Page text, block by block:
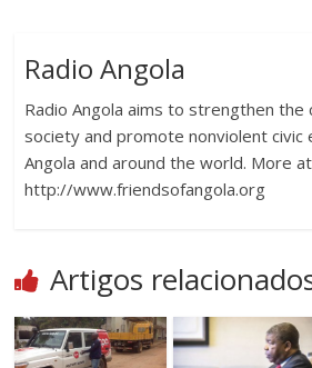
Radio Angola
Radio Angola aims to strengthen the
society and promote nonviolent civic
Angola and around the world. More
http://www.friendsofangola.org
Artigos